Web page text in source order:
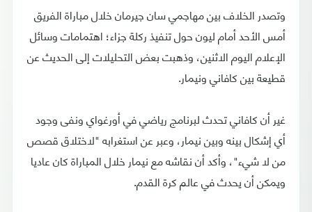
وتصدر الخلاف بين مهاجمي سان جيرمان خلال مباراة الفريق
أمس الأحد أمام ليون حول تنفيذ ركلة جزاء؛ اهتمامات وسائل
الإعلام اليوم الاثنين، وذهبت بعض التحليلات إلى الحديث عن
قطيعة بين كافاني ونيمار.
غير أن كافاني تحدث لبرنامج رياضي في أورغواي ونفى وجود
أي إشكال بينه وبين نيمار، وعبر عن استغرابه "لاختلاق قصص
من لا شيء"، وأكد أن نقاشه مع نيمار خلال المباراة كان عاديا
ويمكن أن يحدث في عالم كرة القدم.